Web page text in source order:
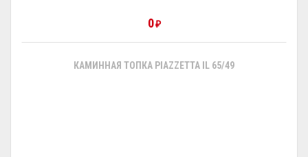
0₽
КАМИННАЯ ТОПКА PIAZZETTA IL 65/49